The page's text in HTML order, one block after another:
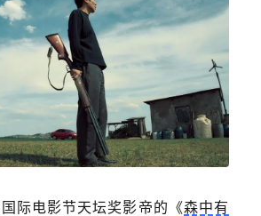
际电影节天坛奖影帝的《森中有